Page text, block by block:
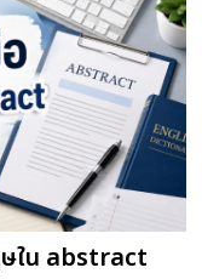
ใน abstract